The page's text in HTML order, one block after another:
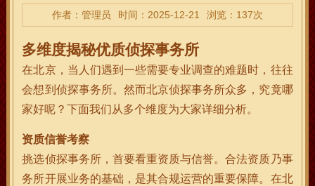
作者：管理员 时间：2025-12-21 浏览：137次
多维度揭秘优质侦探事务所
在北京，当人们遇到一些需要专业调查的难题时，往往
会想到侦探事务所。然而北京侦探事务所众多，究竟哪
家好呢？下面我们从多个维度为大家详细分析。
资质信誉考察
挑选侦探事务所，首要看重资质与信誉。合法资质乃事
务所开展业务的基础，是其合规运营的重要保障。在北